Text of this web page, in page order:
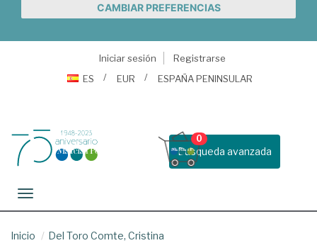
CAMBIAR PREFERENCIAS
Iniciar sesión
Registrarse
ES
EUR ESPAÑA PENINSULAR
Busqueda avanzada
0
Toggle navigation
Inicio Del Toro Comte, Cristina